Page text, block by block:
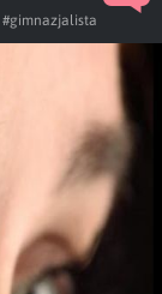
#gimnazjalista